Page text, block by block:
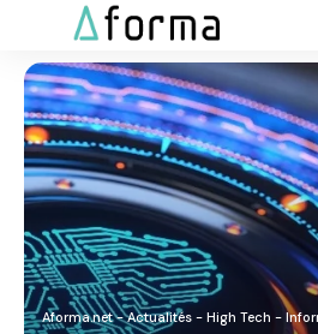
Aforma.net - Actualités - High Tech -